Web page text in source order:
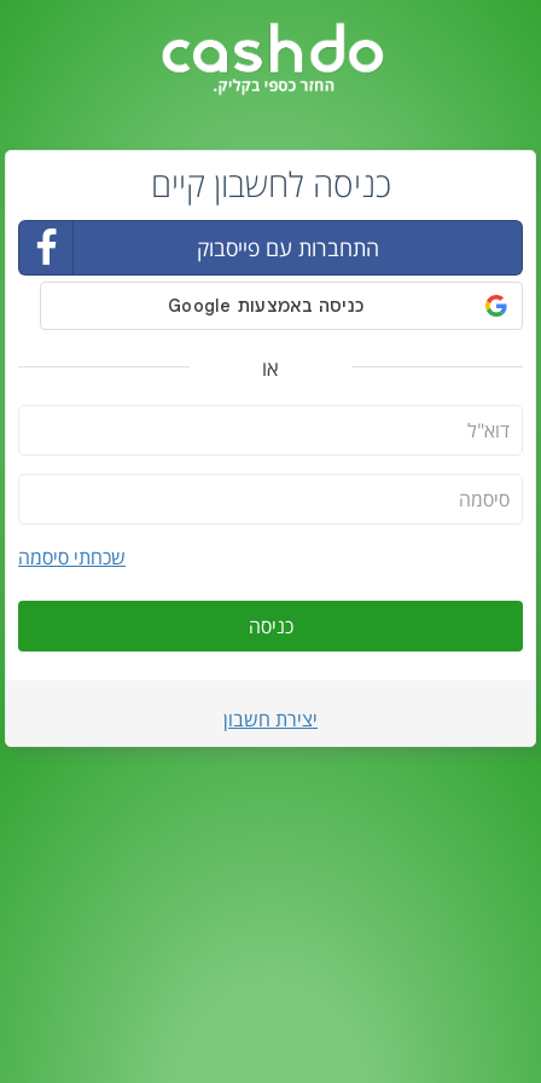
כניסה לחשבון קיים
התחברות עם פייסבוק
או
שכחתי סיסמה
כניסה
יצירת חשבון